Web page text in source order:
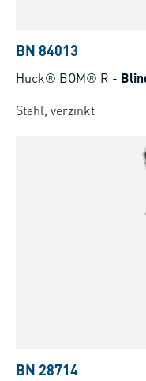
BN 84013
Huck® BOM® R -
Stahl, verzinkt
BN 28714